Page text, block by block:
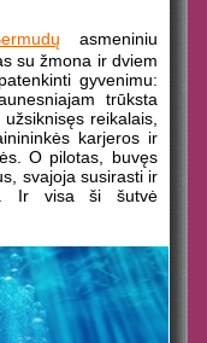
asmeniniu
su žmona ir dviem
gyvenimu:
trūksta
reikalais,
karjeros ir
O pilotas, buvęs
svajoja susirasti ir
Ir visa ši šutvė